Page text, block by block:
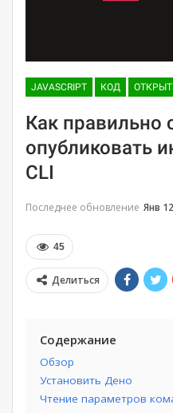
JAVASCRIPT КОД
Как правильно
опубликовать
CLI
Последнее обновление Янв
45
Делиться
Содержание
Обзор
Установить Дено
Чтение параметров